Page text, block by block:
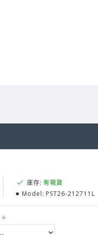
庫存: 有現貨
Model: PST26-212711L